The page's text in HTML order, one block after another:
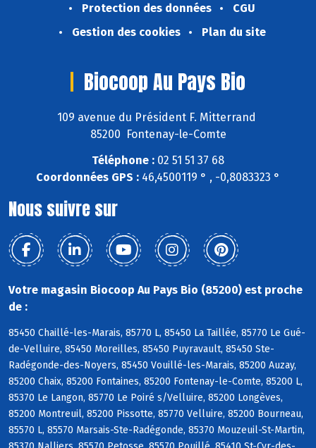
Protection des données
CGU
Gestion des cookies
Plan du site
Biocoop Au Pays Bio
109 avenue du Président F. Mitterrand
85200 Fontenay-le-Comte
Téléphone : 02 51 51 37 68
Coordonnées GPS : 46,4500119 ° , -0,8083323 °
Nous suivre sur
Votre magasin Biocoop Au Pays Bio (85200) est proche
de :
85450 Chaillé-les-Marais, 85770 L, 85450 La Taillée, 85770 Le Gué-
de-Velluire, 85450 Moreilles, 85450 Puyravault, 85450 Ste-
Radégonde-des-Noyers, 85450 Vouillé-les-Marais, 85200 Auzay,
85200 Chaix, 85200 Fontaines, 85200 Fontenay-le-Comte, 85200 L,
85370 Le Langon, 85770 Le Poiré s/Velluire, 85200 Longèves,
85200 Montreuil, 85200 Pissotte, 85770 Velluire, 85200 Bourneau,
85570 L, 85570 Marsais-Ste-Radégonde, 85370 Mouzeuil-St-Martin,